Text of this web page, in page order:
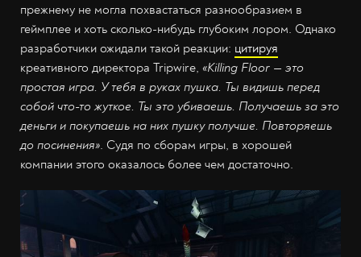
прежнему не могла похвастаться разнообразием в
геймплее и хоть сколько-нибудь глубоким лором. Однако
разработчики ожидали такой реакции: цитируя
креативного директора Tripwire, «Killing Floor — это
простая игра. У тебя в руках пушка. Ты видишь перед
собой что-то жуткое. Ты это убиваешь. Получаешь за это
деньги и покупаешь на них пушку получше. Повторяешь
до посинения». Судя по сборам игры, в хорошей
компании этого оказалось более чем достаточно.